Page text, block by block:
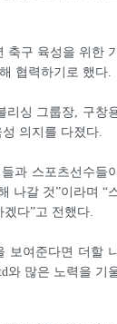
구 육성을 위한 기
협력하기로 했다.
리싱 그룹장, 구창
의지를 다졌다.
과 스포츠선수들이
나갈 것”이라며 “
다”고 전했다.
보여준다면 더할
와 많은 노력을 기